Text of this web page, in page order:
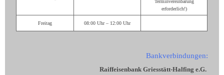
Terminvereinbarung
erforderlich!)
Freitag 08:00 Uhr – 12:00 Uhr
Bankverbindungen:
Raiffeisenbank Griesstätt-Halfing e.G.